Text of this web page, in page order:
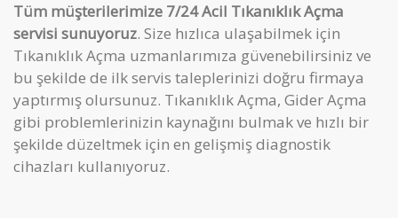
Tüm müşterilerimize 7/24 Acil Tıkanıklık Açma
servisi sunuyoruz. Size hızlıca ulaşabilmek için
Tıkanıklık Açma uzmanlarımıza güvenebilirsiniz ve
bu şekilde de ilk servis taleplerinizi doğru firmaya
yaptırmış olursunuz. Tıkanıklık Açma, Gider Açma
gibi problemlerinizin kaynağını bulmak ve hızlı bir
şekilde düzeltmek için en gelişmiş diagnostik
cihazları kullanıyoruz.